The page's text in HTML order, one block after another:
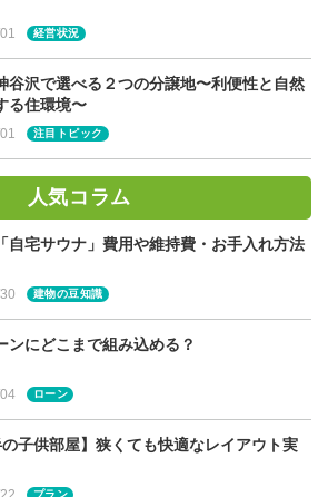
したお住まいを見学できるイベントで
異なるのは、実際に家を建てたお施主
。ご入居前に工務店がお施主様よりお
ています。より、リアルな「家づく
います。
したか具体的に見られる
経営状況
谷沢で選べる２つの分譲地〜利便性と自然
る住環境〜
注目トピック
人気コラム
自宅サウナ」費用や維持費・お手入れ方法
建物の豆知識
ンにどこまで組み込める？
ローン
の子供部屋】狭くても快適なレイアウト実
プラン